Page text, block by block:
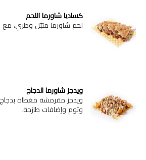
كساديا شاورما اللحم
لحم شاورما متبّل وطري،
ويدجز شاورما الدجاج
ويدجز مقرمشة مغطاة بدجاج
وثوم وإضافات طازجة.